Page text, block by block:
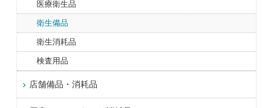
医療衛生品
衛生備品
衛生消耗品
検査用品
店舗備品・消耗品